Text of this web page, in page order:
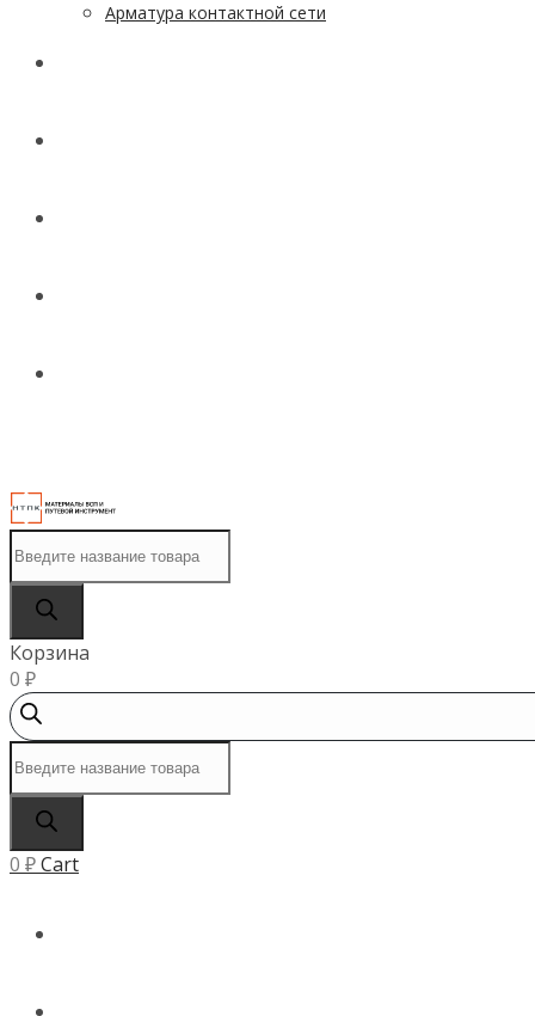
Арматура контактной сети
товаров
Корзина
0 ₽
товаров
0 ₽Cart